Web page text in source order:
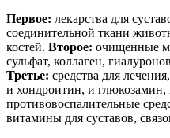
Первое: лекарства для
соединительной ткани
костей. Второе: очищенные
сульфат, коллаген,
Третье: средства для
и хондроитин, и
противовоспалительные
витамины для суставов,